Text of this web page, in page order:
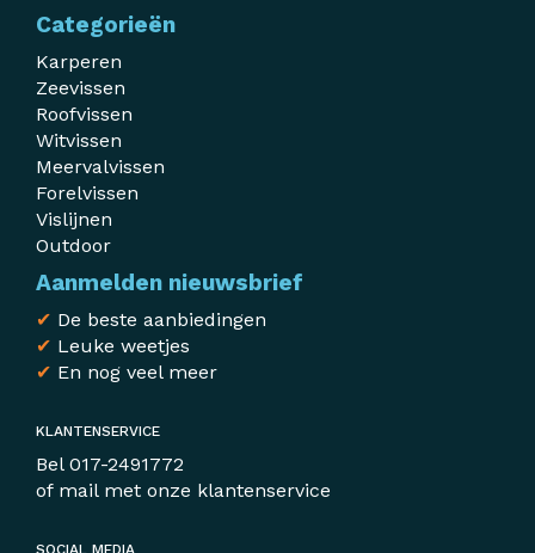
Categorieën
Karperen
Zeevissen
Roofvissen
Witvissen
Meervalvissen
Forelvissen
Vislijnen
Outdoor
Aanmelden nieuwsbrief
✔ De beste aanbiedingen
✔ Leuke weetjes
✔ En nog veel meer
KLANTENSERVICE
Bel 017-2491772
of mail met onze klantenservice
SOCIAL MEDIA